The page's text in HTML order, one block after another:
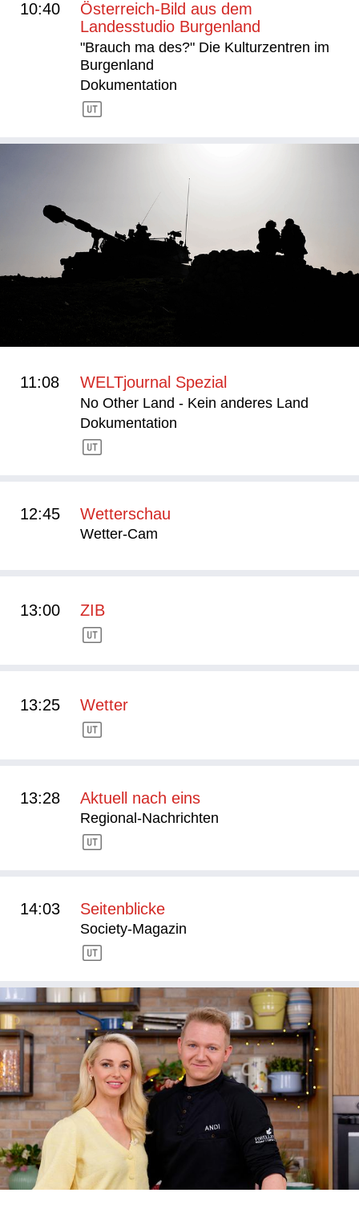
10:40
Österreich-Bild aus dem
Landesstudio Burgenland
"Brauch ma des?" Die Kulturzentren im
Burgenland
Dokumentation
11:08 WELTjournal Spezial
No Other Land - Kein anderes Land
Dokumentation
12:45 Wetterschau
Wetter-Cam
13:00 ZIB
13:25 Wetter
13:28 Aktuell nach eins
Regional-Nachrichten
14:03 Seitenblicke
Society-Magazin